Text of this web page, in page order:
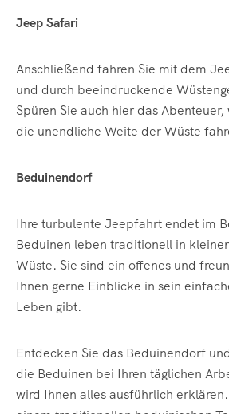
Jeep Safari
Anschließend fahren Sie mit dem
und durch beeindruckende
Spüren Sie auch hier das
die unendliche Weite der Wüste
Beduinendorf
Ihre turbulente Jeepfahrt endet im
Beduinen leben traditionell in
Wüste. Sie sind ein offenes und
Ihnen gerne Einblicke in sein
Leben gibt.
Entdecken Sie das Beduinendorf
die Beduinen bei Ihren täglichen
wird Ihnen alles ausführlich erklären.